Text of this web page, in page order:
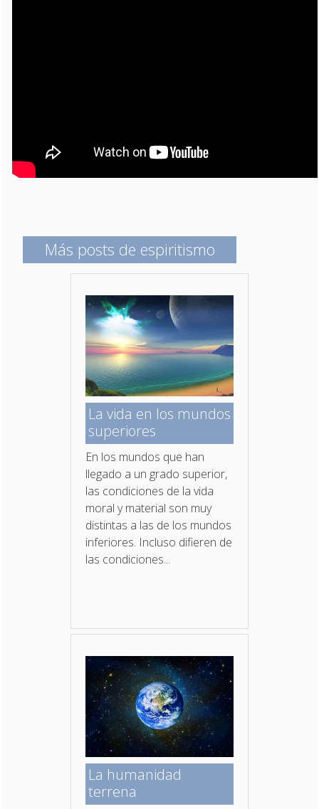
Más posts de espiritismo
La vida en los mundos
superiores
En los mundos que han
llegado a un grado superior,
las condiciones de la vida
moral y material son muy
distintas a las de los mundos
inferiores. Incluso difieren de
las condiciones...
La humanidad
terrena